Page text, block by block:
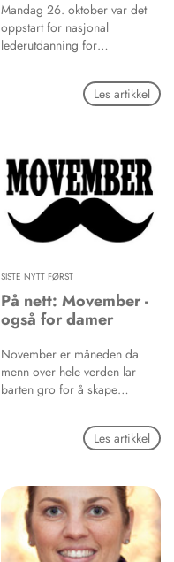
Mandag 26. oktober var det
oppstart for nasjonal
lederutdanning for
Handelshøyskolen BI i Oslo.
Les artikkel
SISTE NYTT FØRST
På nett: Movember -
også for damer
November er måneden da
menn over hele verden lar
barten gro for å skape
helse og samle inn penger til
forskning på prostatakreft.
Les artikkel